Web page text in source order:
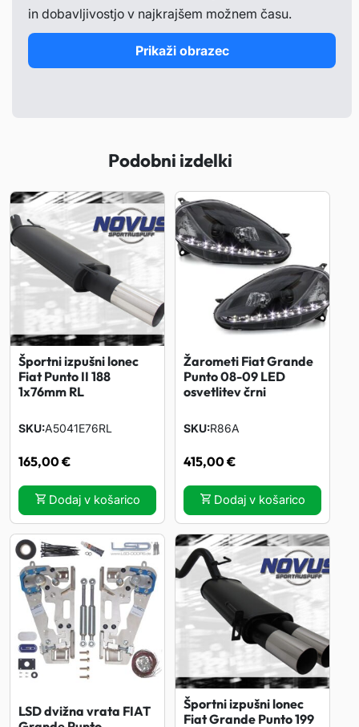
in dobavljivostjo v najkrajšem možnem času.
Prikaži obrazec
Podobni izdelki
Športni izpušni lonec
Fiat Punto II 188
1x76mm RL
SKU A5041E76RL
165,00€
Dodaj v košarico
Žarometi Fiat Grande
Punto 08-09 LED
osvetlitev črni
SKU R86A
415,00€
Dodaj v košarico
LSD dvižna vrata FIAT
Športni izpušni lonec
Fiat Grande Punto 199